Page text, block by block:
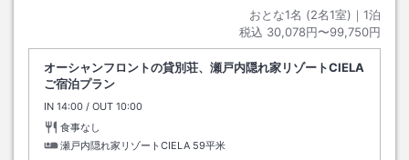
おとな1名 (2名1室)｜ 1泊
税込 30,078円〜99,750円
オーシャンフロントの貸別荘、瀬戸内隠れ家リゾートCIELA
ご宿泊プラン
IN チェックイン
14:00 / OUT チェックアウト
10:00
食事なし
瀬戸内隠れ家リゾートCIELA 59平米